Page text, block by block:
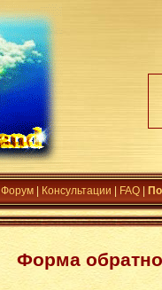
Форум Консультации FAQ
Форма